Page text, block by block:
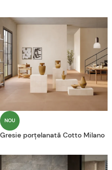
NOU
Gresie porțelanată Cotto Milano